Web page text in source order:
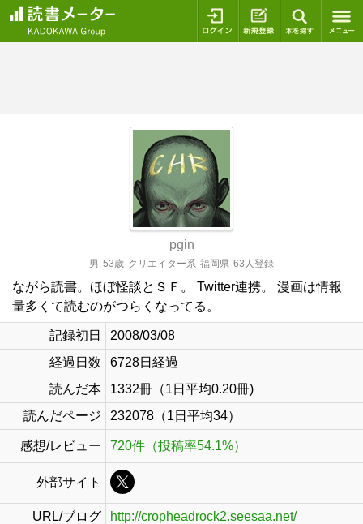
ログイン 新規登録
pgin
男 53歳 クリエイター系 福岡県 63人登録
ながら読書。ほぼ怪談とＳＦ。 Twitter連携。 漫画は情報
量多くて読むのがつらくなってる。
記録初日
2008/03/08
経過日数
6728日経過
読んだ本
1332冊（1日平均0.20冊)
読んだページ
232078（1日平均34）
感想/レビュー 720件（投稿率54.1%）
外部サイト
URL/ブログ http://cropheadrock2.seesaa.net/